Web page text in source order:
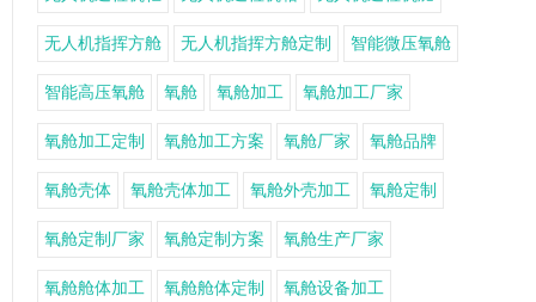
无人机指挥方舱 无人机指挥方舱定制 智能微压氧舱
智能高压氧舱 氧舱 氧舱加工 氧舱加工厂家
氧舱加工定制 氧舱加工方案 氧舱厂家 氧舱品牌
氧舱壳体 氧舱壳体加工 氧舱外壳加工 氧舱定制
氧舱定制厂家 氧舱定制方案 氧舱生产厂家
氧舱舱体加工 氧舱舱体定制 氧舱设备加工